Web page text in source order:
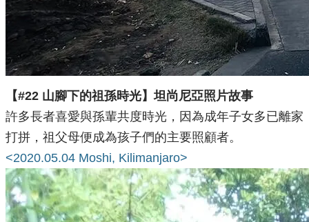
【#22 山腳下的祖孫時光】坦尚尼亞照片故事
許多長者喜愛與孫輩共度時光，因為成年子女多已離家
打拼，祖父母便成為孩子們的主要照顧者。
<2020.05.04 Moshi, Kilimanjaro>